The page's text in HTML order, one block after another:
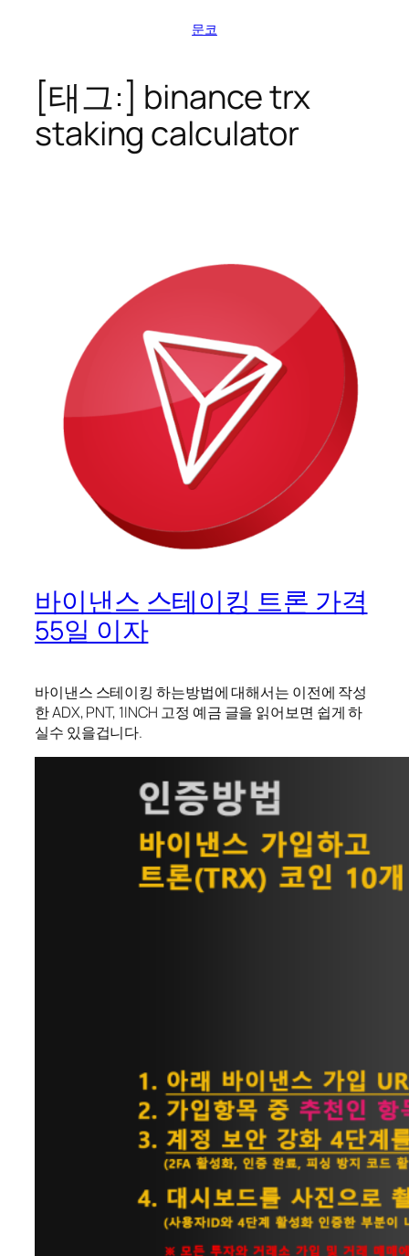
문코
[태그:] binance trx
staking calculator
바이낸스 스테이킹 트론 가격
55일 이자
바이낸스 스테이킹 하는방법에 대해서는 이전에 작성
한 ADX, PNT, 1INCH 고정 예금 글을 읽어보면 쉽게 하
실수 있을겁니다.